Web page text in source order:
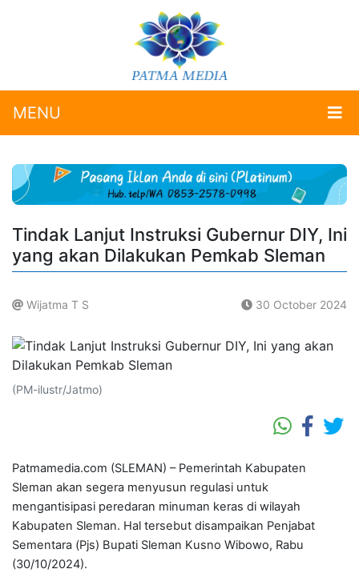
MENU
Tindak Lanjut Instruksi Gubernur DIY, Ini
yang akan Dilakukan Pemkab Sleman
Wijatma T S 30 October 2024
(PM-ilustr/Jatmo)
Patmamedia.com (SLEMAN) – Pemerintah Kabupaten
Sleman akan segera menyusun regulasi untuk
mengantisipasi peredaran minuman keras di wilayah
Kabupaten Sleman. Hal tersebut disampaikan Penjabat
Sementara (Pjs) Bupati Sleman Kusno Wibowo, Rabu
(30/10/2024).